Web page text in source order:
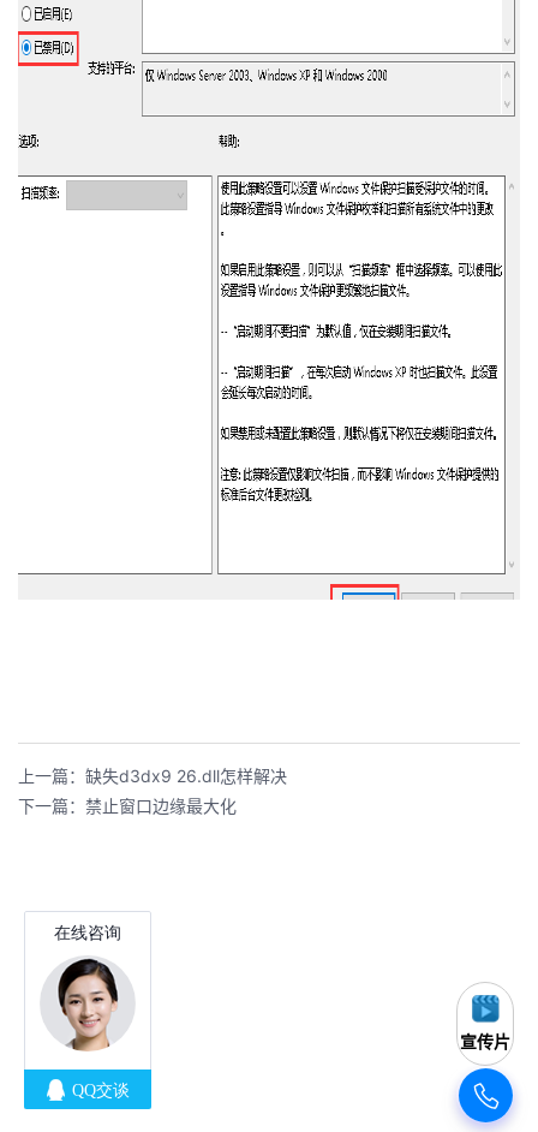
上一篇：缺失d3dx9 26.dll怎样解决
下一篇：禁止窗口边缘最大化
宣传片